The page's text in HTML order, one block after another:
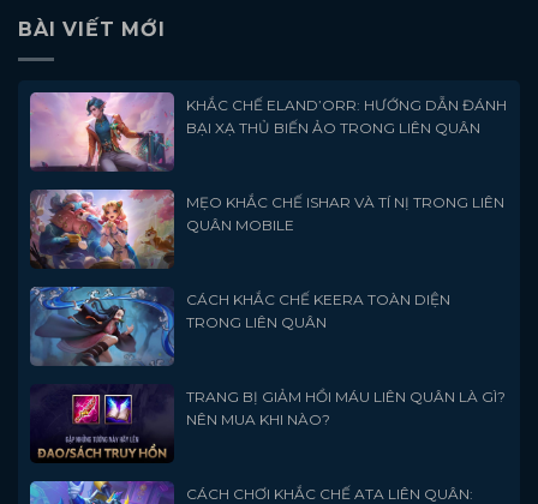
BÀI VIẾT MỚI
KHẮC CHẾ ELAND’ORR: HƯỚNG DẪN ĐÁNH
BẠI XẠ THỦ BIẾN ẢO TRONG LIÊN QUÂN
MẸO KHẮC CHẾ ISHAR VÀ TÍ NỊ TRONG LIÊN
QUÂN MOBILE
CÁCH KHẮC CHẾ KEERA TOÀN DIỆN
TRONG LIÊN QUÂN
TRANG BỊ GIẢM HỒI MÁU LIÊN QUÂN LÀ GÌ?
NÊN MUA KHI NÀO?
CÁCH CHƠI KHẮC CHẾ ATA LIÊN QUÂN: